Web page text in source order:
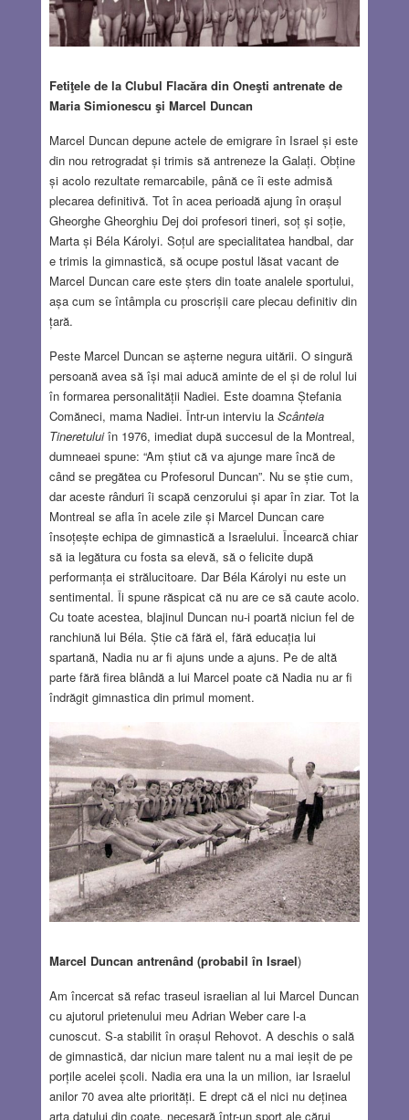
Fetiţele de la Clubul Flacăra din Oneşti antrenate de
Maria Simionescu şi Marcel Duncan
Marcel Duncan depune actele de emigrare în Israel și este
din nou retrogradat și trimis să antreneze la Galați. Obține
și acolo rezultate remarcabile, până ce îi este admisă
plecarea definitivă. Tot în acea perioadă ajung în orașul
Gheorghe Gheorghiu Dej doi profesori tineri, soț și soție,
Marta și Béla Károlyi. Soțul are specialitatea handbal, dar
e trimis la gimnastică, să ocupe postul lăsat vacant de
Marcel Duncan care este șters din toate analele sportului,
așa cum se întâmpla cu proscrișii care plecau definitiv din
țară.
Peste Marcel Duncan se așterne negura uitării. O singură
persoană avea să își mai aducă aminte de el și de rolul lui
în formarea personalității Nadiei. Este doamna Ștefania
Comăneci, mama Nadiei. Într-un interviu la Scânteia
Tineretuluiîn 1976, imediat după succesul de la Montreal,
dumneaei spune: “Am știut că va ajunge mare încă de
când se pregătea cu Profesorul Duncan”. Nu se știe cum,
dar aceste rânduri îi scapă cenzorului și apar în ziar. Tot la
Montreal se afla în acele zile și Marcel Duncan care
însoțește echipa de gimnastică a Israelului. Încearcă chiar
să ia legătura cu fosta sa elevă, să o felicite după
performanța ei strălucitoare. Dar Béla Károlyi nu este un
sentimental. Îi spune răspicat că nu are ce să caute acolo.
Cu toate acestea, blajinul Duncan nu-i poartă niciun fel de
ranchiună lui Béla. Știe că fără el, fără educația lui
spartană, Nadia nu ar fi ajuns unde a ajuns. Pe de altă
parte fără firea blândă a lui Marcel poate că Nadia nu ar fi
îndrăgit gimnastica din primul moment.
Marcel Duncan antrenând (probabil în Israel)
Am încercat să refac traseul israelian al lui Marcel Duncan
cu ajutorul prietenului meu Adrian Weber care l-a
cunoscut. S-a stabilit în orașul Rehovot. A deschis o sală
de gimnastică, dar niciun mare talent nu a mai ieșit de pe
porțile acelei școli. Nadia era una la un milion, iar Israelul
anilor 70 avea alte priorități. E drept că el nici nu deținea
arta datului din coate, necesară într-un sport ale cărui